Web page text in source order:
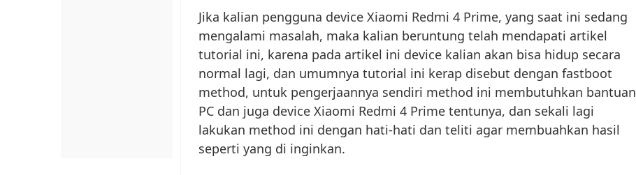
Jika kalian pengguna device Xiaomi Redmi 4 Prime, yang saat ini sedang
mengalami masalah, maka kalian beruntung telah mendapati artikel
tutorial ini, karena pada artikel ini device kalian akan bisa hidup secara
normal lagi, dan umumnya tutorial ini kerap disebut dengan fastboot
method, untuk pengerjaannya sendiri method ini membutuhkan bantuan
PC dan juga device Xiaomi Redmi 4 Prime tentunya, dan sekali lagi
lakukan method ini dengan hati-hati dan teliti agar membuahkan hasil
seperti yang di inginkan.